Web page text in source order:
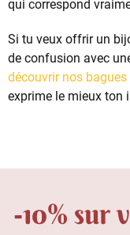
qui correspond
Si tu veux offrir un
de confusion avec
découvrir nos
exprime le mieux ton
-10% sur